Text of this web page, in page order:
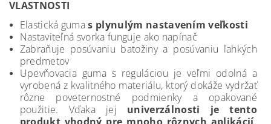
VLASTNOSTI
Elastická gumas plynulým nastavením veľkosti
Nastaviteľná svorka funguje ako napínač
Zabraňuje posúvaniu batožiny a posúvaniu ľahkých
predmetov
Upevňovacia guma s reguláciou je veľmi odolná a
vyrobená z kvalitného materiálu, ktorý dokáže vydržať
rôzne poveternostné podmienky a opakované
použitie. Vďaka jej univerzálnosti je tento